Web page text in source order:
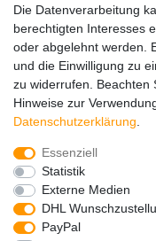
Registrieren
Wir versenden mit
Impressum
Die Datenverarbeitung
berechtigten Interesses
oder abgelehnt werden.
und die Einwilligung zu
zu widerrufen. Beachten
Hinweise zur
Daten­schutz­erklärung
Essenziell
Statistik
Externe Medien
DHL
PayPal